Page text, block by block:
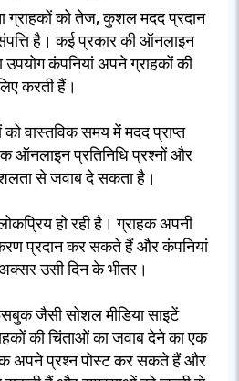
ग्राहकों को तेज, कुशल मदद प्रदान
है। कई प्रकार की ऑनलाइन
कंपनियां अपने ग्राहकों की
करती हैं।
वास्तविक समय में मदद प्राप्त
ऑनलाइन प्रतिनिधि प्रश्नों और
से जवाब दे सकता है।
हो रही है। ग्राहक अपनी
प्रदान कर सकते हैं और कंपनियां
उसी दिन के भीतर।
जैसी सोशल मीडिया साइटें
की चिंताओं का जवाब देने का एक
अपने प्रश्न पोस्ट कर सकते हैं और